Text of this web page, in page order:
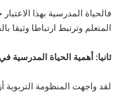
فالحياة المدرسية بهذا
المتعلم وترتبط ارتباطا وثيقا
ثانيا: أهمية الحياة
لقد واجهت المنظومة